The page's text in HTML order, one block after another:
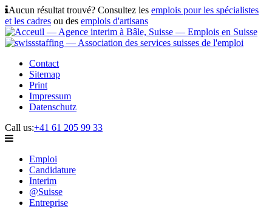
Aucun résultat trouvé? Consultez les emplois pour les spécialistes
et les cadres ou des emplois d'artisans
Contact
Sitemap
Print
Impressum
Datenschutz
Call us:+41 61 205 99 33
Emploi
Candidature
Interim
@Suisse
Entreprise